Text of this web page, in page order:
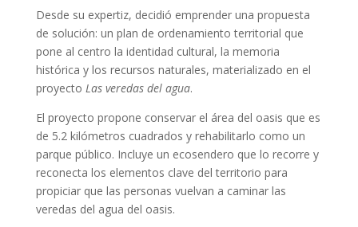
Desde su expertiz, decidió emprender una propuesta
de solución: un plan de ordenamiento territorial que
pone al centro la identidad cultural, la memoria
histórica y los recursos naturales, materializado en el
proyecto Las veredas del agua.
El proyecto propone conservar el área del oasis que es
de 5.2 kilómetros cuadrados y rehabilitarlo como un
parque público. Incluye un ecosendero que lo recorre y
reconecta los elementos clave del territorio para
propiciar que las personas vuelvan a caminar las
veredas del agua del oasis.